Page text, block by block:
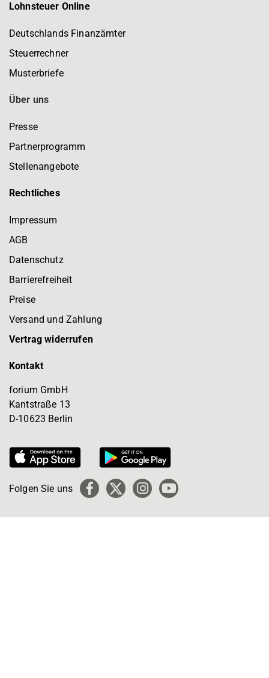
Lohnsteuer Online
Deutschlands Finanzämter
Steuerrechner
Musterbriefe
Über uns
Presse
Partnerprogramm
Stellenangebote
Rechtliches
Impressum
AGB
Datenschutz
Barrierefreiheit
Preise
Versand und Zahlung
Vertrag widerrufen
Kontakt
forium GmbH
Kantstraße 13
D-10623 Berlin
Folgen Sie uns Facebook
X
Instagram